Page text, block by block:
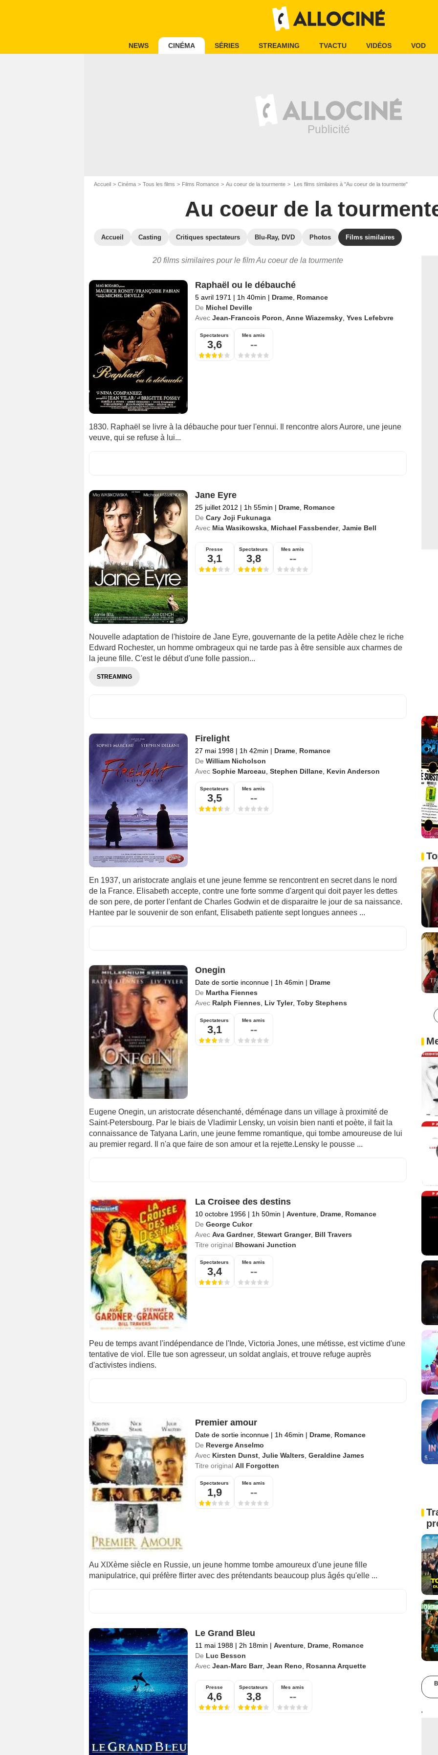
NEWS CINÉMA SÉRIES STREAMING TVACTU VIDÉOS VOD
Accueil Cinéma Tous les films Films Romance Au coeur de la tourmente Les films similaires à "Au coeur de la tourmente"
Au coeur de la
Accueil Casting Critiques spectateurs Blu-Ray, DVD Photos Films similaires
20 films similaires pour le film Au coeur de la tourmente
Raphaël ou le débauché
5 avril 1971 | 1h 40min | Drame, Romance
De Michel Deville
Avec Jean-Francois Poron Anne Wiazemsky, Yves Lefebvre
Spectateurs
3,6
Mes amis
--
1830. Raphaël se livre à la débauche pour tuer l'ennui. Il rencontre alors Aurore, une jeune
veuve, qui se refuse à lui...
Jane Eyre
25 juillet 2012 | 1h 55min | Drame, Romance
De Cary Joji Fukunaga
Avec Mia Wasikowska, Michael Fassbender, Jamie Bell
Presse
3,1
Spectateurs
3,8
Mes amis
--
Nouvelle adaptation de l'histoire de Jane Eyre, gouvernante de la petite Adèle chez le riche
Edward Rochester, un homme ombrageux qui ne tarde pas à être sensible aux charmes de
la jeune fille. C'est le début d'une folle passion...
STREAMING
Firelight
27 mai 1998 | 1h 42min | Drame, Romance
De William Nicholson
Avec Sophie Marceau Stephen Dillane, Kevin Anderson
Spectateurs
3,5
Mes amis
--
En 1937, un aristocrate anglais et une jeune femme se rencontrent en secret dans le nord
de la France. Elisabeth accepte, contre une forte somme d'argent qui doit payer les dettes
de son pere, de porter l'enfant de Charles Godwin et de disparaitre le jour de sa naissance.
Hantee par le souvenir de son enfant, Elisabeth patiente sept longues annees ...
Onegin
Date de sortie inconnue | 1h 46min | Drame
De Martha Fiennes
Avec Ralph Fiennes Liv Tyler, Toby Stephens
Spectateurs
3,1
Mes amis
--
Eugene Onegin, un aristocrate désenchanté, déménage dans un village à proximité de
Saint-Petersbourg. Par le biais de Vladimir Lensky, un voisin bien nanti et poète, il fait la
connaissance de Tatyana Larin, une jeune femme romantique, qui tombe amoureuse de lui
au premier regard. Il n'a que faire de son amour et la rejette.Lensky le pousse ...
La Croisee des destins
10 octobre 1956 | 1h 50min | Aventure, Drame, Romance
De George Cukor
Avec Ava Gardner, Stewart Granger, Bill Travers
Titre original Bhowani Junction
Spectateurs
3,4
Mes amis
--
Peu de temps avant l'indépendance de l'Inde, Victoria Jones, une métisse, est victime d'une
tentative de viol. Elle tue son agresseur, un soldat anglais, et trouve refuge auprès
d'activistes indiens.
Premier amour
Date de sortie inconnue | 1h 46min | Drame, Romance
De Reverge Anselmo
Avec Kirsten Dunst, Julie Walters, Geraldine James
Titre original All Forgotten
Spectateurs
1,9
Mes amis
--
Au XIXème siècle en Russie, un jeune homme tombe amoureux d'une jeune fille
manipulatrice, qui préfère flirter avec des prétendants beaucoup plus âgés qu'elle ...
Le Grand Bleu
11 mai 1988 | 2h 18min | Aventure, Drame, Romance
De Luc Besson
Avec Jean-Marc Barr, Jean Reno Rosanna Arquette
Presse
4,6
Spectateurs
3,8
Mes amis
--
'